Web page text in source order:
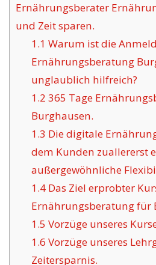
Ernährungsberater
und Zeit sparen.
1.1 Warum ist die
Ernährungsberatung
unglaublich hilfreich?
1.2 365 Tage
Burghausen.
1.3 Die digitale
dem Kunden zuallererst
außergewöhnliche
1.4Das Ziel erprobter
Ernährungsberatung für
1.5 Vorzüge unseres
1.6 Vorzüge unseres
Zeitersparnis.